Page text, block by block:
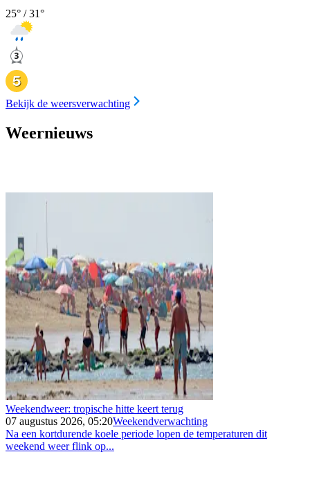
25° /31°
Bekijk de weersverwachting
Weernieuws
Weekendweer: tropische hitte keert terug
07 augustus 2026, 05:20Weekendverwachting
Na een kortdurende koele periode lopen de temperaturen dit
weekend weer flink op...